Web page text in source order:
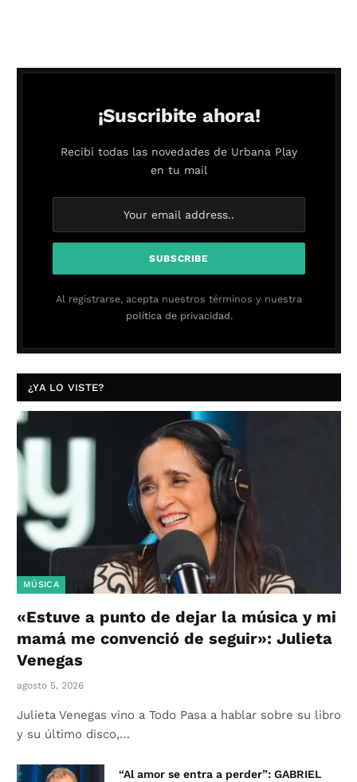
¡Suscribite ahora!
Recibí todas las novedades de Urbana Play
en tu mail
Al registrarse, acepta nuestros términos y nuestra
política de privacidad.
¿YA LO VISTE?
MÚSICA
«Estuve a punto de dejar la música y mi
mamá me convenció de seguir»: Julieta
Venegas
agosto 5, 2026
Julieta Venegas vino a Todo Pasa a hablar sobre su libro
y su último disco,…
“Al amor se entra a perder”: GABRIEL